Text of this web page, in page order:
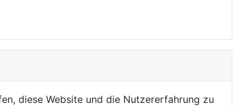
diese Website und die Nutzererfahrung zu